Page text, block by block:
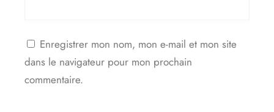
Enregistrer mon nom, mon e-mail et mon site
dans le navigateur pour mon prochain
commentaire.